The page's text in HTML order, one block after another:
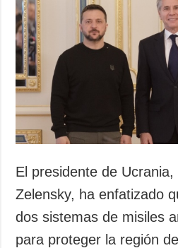
Defensa
Sociedad y
Cultura
Deportes
Crimen
Desastres y
emergencias
ADICIONAL
Podcasts
Publicaciones
Entrevistas
El presidente de Ucrania,
Zelensky, ha enfatizado
dos sistemas de misiles
para proteger la región